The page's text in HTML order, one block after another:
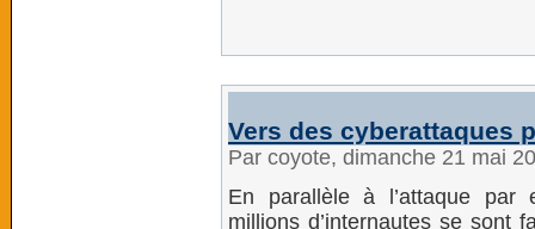
Vers des cyberattaques
Par coyote, dimanche 21 mai
En parallèle à l’attaque par
millions d’internautes se sont